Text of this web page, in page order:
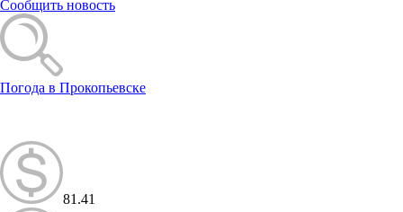
Сообщить новость
Погода в Прокопьевске
81.41